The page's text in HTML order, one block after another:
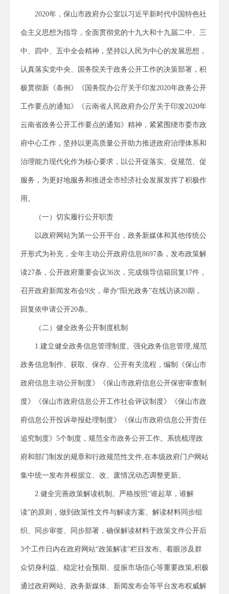
2020年，保山市政府办公室以习近平新时代中国特色社
会主义思想为指导，全面贯彻党的十九大和十九届二中、三
中、四中、五中全会精神，坚持以人民为中心的发展思想，
认真落实党中央、国务院关于政务公开工作的决策部署，积
极贯彻新《条例》《国务院办公厅关于印发2020年政务公开
工作要点的通知》《云南省人民政府办公厅关于印发2020年
云南省政务公开工作要点的通知》精神，紧紧围绕市委市政
府中心工作，坚持以更高质量公开助力推进政府治理体系和
治理能力现代化作为核心要求，以公开促落实、促规范、促
服务，为更好地服务和推进全市经济社会发展发挥了积极作
用。
（一）切实履行公开职责
以政府网站为第一公开平台，政务新媒体和其他传统公
开形式为补充，全年主动公开政府信息8697条，发布政策解
读27条，公开政府重要会议36次，完成领导信箱回复17件，
召开政府新闻发布会9次，举办“阳光政务”在线访谈20期，
回复依申请公开20条。
（二）健全政务公开制度机制
1.建立健全政务信息管理制度。强化政务信息管理,规范
政务信息制作、获取、保存、公开有关流程，编制《保山市
政府信息主动公开制度》《保山市政府信息公开保密审查制
度》《保山市政府信息公开工作社会评议制度》《保山市政
府信息公开投诉举报处理制度》《保山市政府信息公开责任
追究制度》5个制度，规范全市政务公开工作。系统梳理政
府和部门制发的规章和行政规范性文件,在本级政府门户网站
集中统一发布并根据立、改、废情况动态调整更新。
2.健全完善政策解读机制。严格按照“谁起草，谁解
读”的原则，做到政策性文件与解读方案、解读材料同步组
织、同步审签、同步部署，确保解读材料于政策文件公开后
3个工作日内在政府网站“政策解读”栏目发布。着眼涉及群
众切身利益、稳定社会预期、提振市场信心等重要政策,积极
通过政府网站、政务新媒体、新闻发布会等平台发布权威解